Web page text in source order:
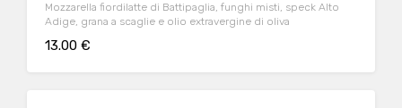
Mozzarella fiordilatte di Battipaglia, funghi misti, speck Alto
Adige, grana a scaglie e olio extravergine di oliva
13.00 €